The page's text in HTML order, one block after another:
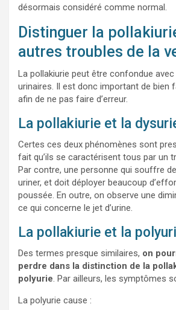
désormais considéré comme normal.
Distinguer la
autres troubles de la
La pollakiurie peut être confondue avec
urinaires. Il est donc important de bien
afin de ne pas faire d’erreur.
La pollakiurie et la
Certes ces deux phénomènes sont
fait qu’ils se caractérisent tous par un
Par contre, une personne qui souffre
uriner, et doit déployer beaucoup
poussée. En outre, on observe une
ce qui concerne le jet d’urine.
La pollakiurie et la
Des termes presque similaires, on
perdre dans la distinction de la
polyurie. Par ailleurs, les symptômes
La polyurie cause :